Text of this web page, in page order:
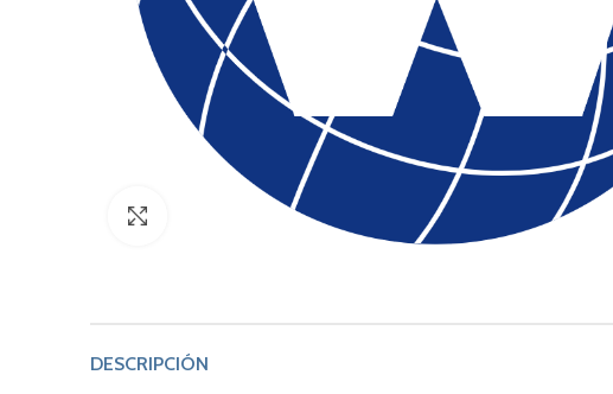
DESCRIPCIÓN